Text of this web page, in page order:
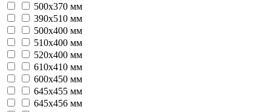
500х370 мм
390х510 мм
500х400 мм
510x400 мм
520х400 мм
610х410 мм
600х450 мм
645х455 мм
645х456 мм